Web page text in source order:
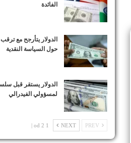
الفائدة
الدولار يتأرجح مع
حول السياسة النقدية
الدولار يستقر قبل
لمسؤولي الفيدرالي
NEXT
1 od 2 |